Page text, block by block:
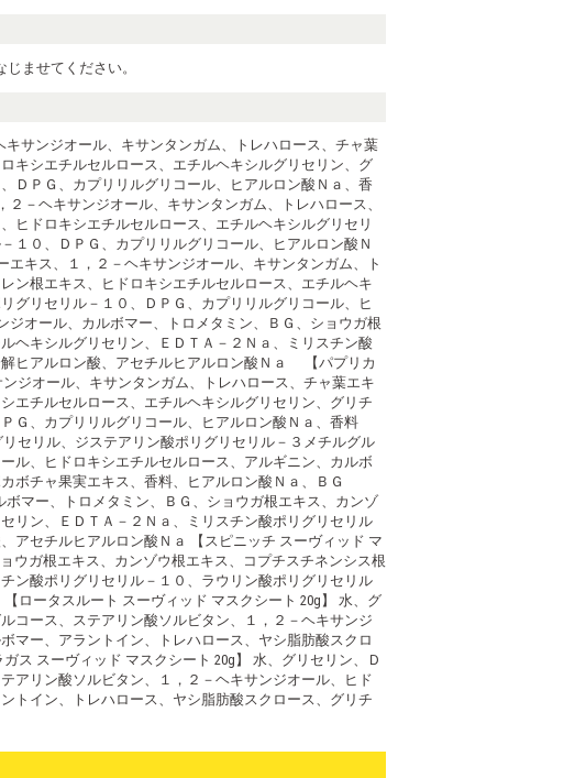
ませてください。
サンジオール、キサンタンガム、トレハロース、チャ葉
キシエチルセルロース、エチルヘキシルグリセリン、グ
ＤＰＧ、カプリリルグリコール、ヒアルロン酸Ｎａ、香
－ヘキサンジオール、キサンタンガム、トレハロース、
ヒドロキシエチルセルロース、エチルヘキシルグリセリ
１０、ＤＰＧ、カプリリルグリコール、ヒアルロン酸Ｎ
キス、１，２－ヘキサンジオール、キサンタンガム、ト
ン根エキス、ヒドロキシエチルセルロース、エチルヘキ
グリセリル－１０、ＤＰＧ、カプリリルグリコール、ヒ
オール、カルボマー、トロメタミン、ＢＧ、ショウガ根
ヘキシルグリセリン、ＥＤＴＡ－２Ｎａ、ミリスチン酸
ヒアルロン酸、アセチルヒアルロン酸Ｎａ 【パプリカ
ジオール、キサンタンガム、トレハロース、チャ葉エキ
エチルセルロース、エチルヘキシルグリセリン、グリチ
Ｇ、カプリリルグリコール、ヒアルロン酸Ｎａ、香料
セリル、ジステアリン酸ポリグリセリル－３メチルグル
ル、ヒドロキシエチルセルロース、アルギニン、カルボ
ボチャ果実エキス、香料、ヒアルロン酸Ｎａ、ＢＧ
マー、トロメタミン、ＢＧ、ショウガ根エキス、カンゾ
リン、ＥＤＴＡ－２Ｎａ、ミリスチン酸ポリグリセリル
アセチルヒアルロン酸Ｎａ 【スピニッチ スーヴィッド マ
ウガ根エキス、カンゾウ根エキス、コプチスチネンシス根
ン酸ポリグリセリル－１０、ラウリン酸ポリグリセリル
ロータスルート スーヴィッド マスクシート 20g】 水、グ
コース、ステアリン酸ソルビタン、１，２－ヘキサンジ
マー、アラントイン、トレハロース、ヤシ脂肪酸スクロ
スーヴィッド マスクシート 20g】 水、グリセリン、Ｄ
アリン酸ソルビタン、１，２－ヘキサンジオール、ヒド
トイン、トレハロース、ヤシ脂肪酸スクロース、グリチ